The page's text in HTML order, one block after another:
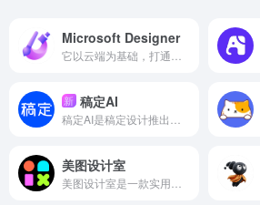
Microsoft Designer
新 稿定AI
美图设计室